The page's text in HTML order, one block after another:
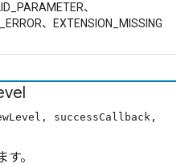
、
、EXTENSION_MISSING
successCallback,
。